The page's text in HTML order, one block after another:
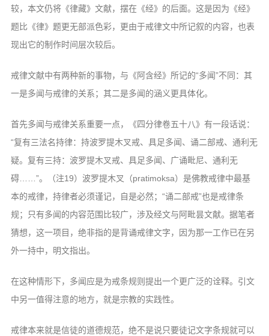
较，本文仍将《律藏》文献，摆在《经》的后面。这是因为《经》
题比《律》题更无部派色彩，更由于戒律文中所记叙的内容，也表
现出它的制作时间层次较后。
戒律文献中有两种新的事物，与《阿含经》所记的“多闻”不同：其
一是多闻与戒律的关系；其二是多闻的涵义更具体化。
首先多闻与戒律关系重要一点，《四分律卷五十八》有一段话说：
“复有三法名持律：持波罗提木叉戒、具足多闻、诵二部戒、通利无
疑。复有三持：波罗提木叉戒、具足多闻、广诵毗尼、通利无
碍……”。（注19）波罗提木叉（pratimoksa）是佛教戒律中最基
本的戒律，持律者必须谨记，自是必然；“诵二部戒”也是戒律条
规；只有多闻的内容范围比较广，涉及经文与阿毗昙文献。据笔者
猜想，这一项目，绝非指的是背诵戒律文字，因为那一工作已在另
外一持中，明文指出。
在这种情形下，多闻应是为戒条规则提出一个更广泛的诠释。引文
中另一值得注意的地方，就是宗教的实践性。
戒律本来就是信徒的道德规范，绝不是说只要徒记文字条规就可以